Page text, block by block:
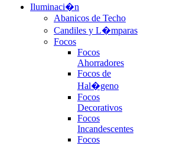
Iluminaci�n
Abanicos de Techo
Candiles y L�mparas
Focos
Focos
Ahorradores
Focos de
Hal�geno
Focos
Decorativos
Focos
Incandescentes
Focos